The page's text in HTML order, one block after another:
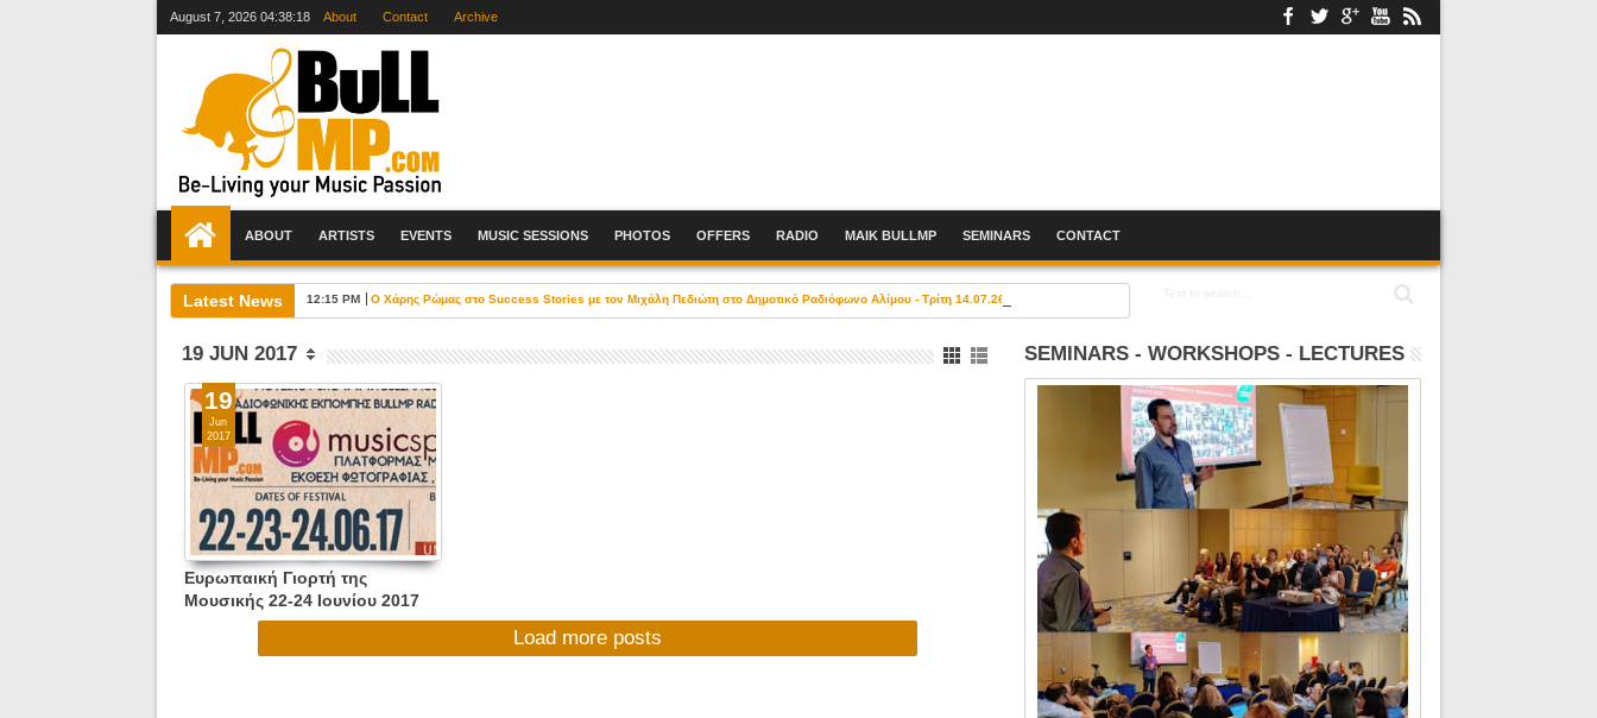
August 7, 2026 04:38:19 About Contact Archive
ABOUT ARTISTS EVENTS MUSIC SESSIONS PHOTOS OFFERS RADIO MAIK BULLMP SEMINARS CONTACT
Latest News 12:15 PM Ο Χάρης Ρώμας στο Success Stories με τον Μιχάλη Πεδιώτη στο Δημοτικό Ραδιόφωνο Αλίμου - Τρίτη 14.07.26, 19:00-21:00
19 JUN 2017
Ευρωπαική Γιορτή της
Μουσικής 22-24 Ιουνίου 2017
στο Bums & BlackBird Bar
19
Jun
2017
Load more posts
SEMINARS - WORKSHOPS - LECTURES